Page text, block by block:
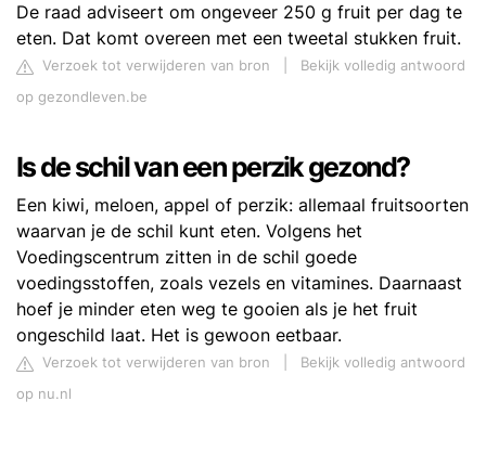
De raad adviseert om ongeveer 250 g fruit per dag te
eten. Dat komt overeen met een tweetal stukken fruit.
Verzoek tot verwijderen van bron
Bekijk volledig antwoord
op gezondleven.be
Is de schil van een perzik gezond?
Een kiwi, meloen, appel of perzik: allemaal fruitsoorten
waarvan je de schil kunt eten. Volgens het
Voedingscentrum zitten in de schil goede
voedingsstoffen, zoals vezels en vitamines. Daarnaast
hoef je minder eten weg te gooien als je het fruit
ongeschild laat. Het is gewoon eetbaar.
Verzoek tot verwijderen van bron
Bekijk volledig antwoord
op nu.nl